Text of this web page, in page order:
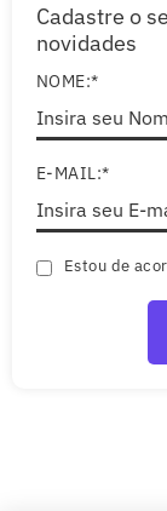
Cadastre o
novidades
NOME:*
E-MAIL:*
Estou de